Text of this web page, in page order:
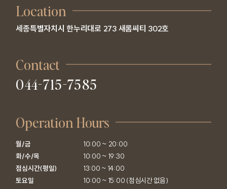
Location
세종특별자치시 한누리대로 273 새롬씨티 302호
Contact
044-715-7585
Operation Hours
월/금
화/수/목
점심시간(평일)
토요일
10:00 ~ 20:00
10:00 ~ 19:30
13:00 ~ 14:00
10:00 ~ 15:00 (점심시간 없음)